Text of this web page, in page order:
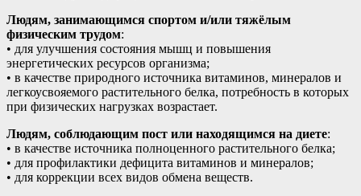
Людям, занимающимся спортом и/или тяжёлым
физическим трудом:
• для улучшения состояния мышц и повышения
энергетических ресурсов организма;
• в качестве природного источника витаминов, минералов и
легкоусвояемого растительного белка, потребность в которых
при физических нагрузках возрастает.
Людям, соблюдающим пост или находящимся на диете:
• в качестве источника полноценного растительного белка;
• для профилактики дефицита витаминов и минералов;
• для коррекции всех видов обмена веществ.